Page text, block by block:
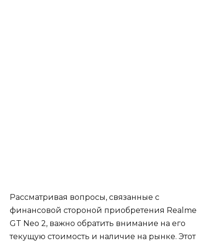
Рассматривая вопросы, связанные с
финансовой стороной приобретения Realme
GT Neo 2, важно обратить внимание на его
текущую стоимость и наличие на рынке. Этот